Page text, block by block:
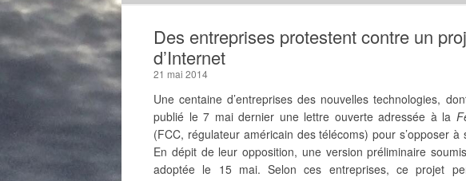
Des entreprises protestent contre un
d’Internet
21 mai 2014
Une centaine d’entreprises des nouvelles technologies,
publié le 7 mai dernier une lettre ouverte adressée à la
(FCC, régulateur américain des télécoms) pour s’opposer
En dépit de leur opposition, une version préliminaire
adoptée le 15 mai. Selon ces entreprises, ce projet